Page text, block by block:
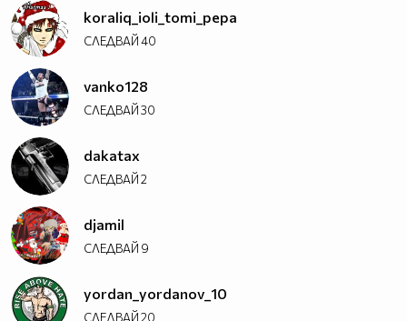
koraliq_ioli_tomi_pepa
СЛЕДВАЙ40
vanko128
СЛЕДВАЙ30
dakatax
СЛЕДВАЙ2
djamil
СЛЕДВАЙ 9
yordan_yordanov_10
СЛЕДВАЙ20